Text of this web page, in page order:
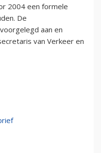
2004 een formele
De
aan en
van Verkeer en